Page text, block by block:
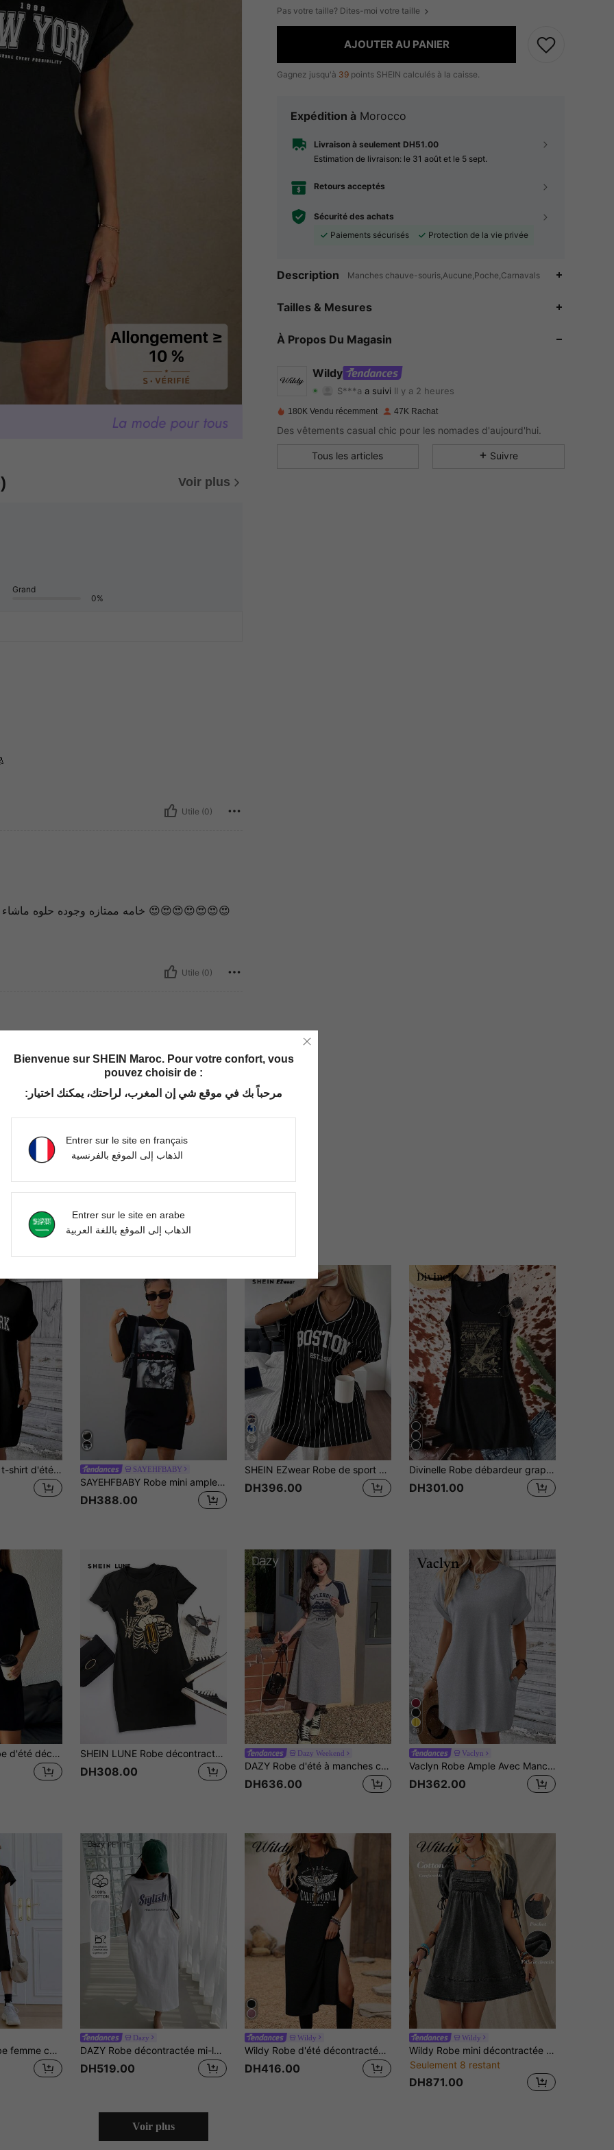
Voir plus
Grand
0%
Utile (0)
خامه ممتازه وجوده حلوه ماشاء
Utile (0)
Utile (0)
Pas votre taille? Dites-moi votre taille
AJOUTER AU PANIER
Gagnez jusqu'à 39 points SHEIN calculés à la caisse.
Expédition à Morocco
Livraison à seulement DH51.00
Estimation de livraison: le 31 août et le 5 sept.
Retours acceptés
Sécurité des achats
Paiements sécurisés
Protection de la vie privée
Description Manches chauve-souris,Aucune,Poche,Carnavals
Tailles & Mesures
À Propos Du Magasin
Wildy
4.88
4.88 703
4.88 703
S***aa suiviIl y a 2 heures
d***6 est en train de naviguer
4.88 703 97K
4.88
180K Vendu récemment 47K Rachat
Des vêtements casual chic pour les nomades d'aujourd'hui.
Tous les articles Suivre
SHEIN LUNE Robe t-shirt d'été décontractée et ample pour femmes avec imprimé lettres New York et col rond. "1998 NEW YORK PURSUE EVERY POSSIBILITY" Robe chic et décontractée SAYEHFBABY
SAYEHFBABY Robe mini ample à col rond, manches courtes, motif rose et lettres casual pour femmes. Contient du coton, convient pour l'été
DH388.00
8
SHEIN EZwear Robe de sport à col en V avec motif de rayures et lettrage
DH396.00
Divinelle Robe débardeur graphique guitare avec lettres de rue minimaliste décontractée, convient pour l'été
DH301.00
SHEIN EZwear Robe d'été décontractée et ample à col rond et manches courtes pour femme SHEIN LUNE Robe décontracté à col rond et manches courtes avec imprimé squelette pour femmes
DH308.00
Dazy Weekend
DAZY Robe d'été à manches courtes pour femmes, avec imprimé lettres, rayures contrastées et taille cintrée, pour un style décontracté, à la mode et adapté aux déplacements quotidiens
DH636.00
26
Vaclyn
Vaclyn Robe Ample Avec Manches Chauve-souris À Encolure Ronde Et Couleur unicolore
DH362.00
Dazy Designer Robe femme col rond couleur unie avec imprimé lettres manches courtes style scolaire
Dazy
DAZY Robe décontractée mi-longue à imprimé lettres pour femmes, robe d'été petite
DH519.00
Wildy
Wildy Robe d'été décontractée à col rond, motif lotus fendu Top, style BOHO Athleisure. T-shirts graphiques et robes pour femmes, tenues de festival décontractées, vêtements d'été et d'automne pour le 4 juillet
DH416.00
Wildy
Wildy Robe mini décontractée bohème, style western vintage américain, délavée, sans manches, tenue de base pour tous les jours pour femmes, robe d'été, robes d'été pour femmes, tenues d'été, tenues d'été pour femmes, tenues de vacances pour femmes, robes décontractées pour femmes, robes noires pour femmes, robes d'été pour femmes, vêtements en coton pour femmes, robes cottage core, robes en coton pour femmes, robes décontractées pour femmes
Seulement 8 restant
DH871.00
Voir plus
Bienvenue sur SHEIN Maroc. Pour votre confort, vous
pouvez choisir de :
مرحباً بك في موقع شي إن المغرب، لراحتك، يمكنك اختيار:
Entrer sur le site en français
الذهاب إلى الموقع بالفرنسية
Entrer sur le site en arabe
الذهاب إلى الموقع باللغة العربية